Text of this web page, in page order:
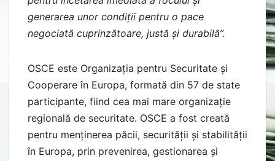
generarea unor condiții pentru o pace
negociată cuprinzătoare, justă și durabilă”.
OSCE este Organizația pentru Securitate și
Cooperare în Europa, formată din 57 de state
participante, fiind cea mai mare organizație
regională de securitate. OSCE a fost creată
pentru menținerea păcii, securității și stabilității
în Europa, prin prevenirea, gestionarea și